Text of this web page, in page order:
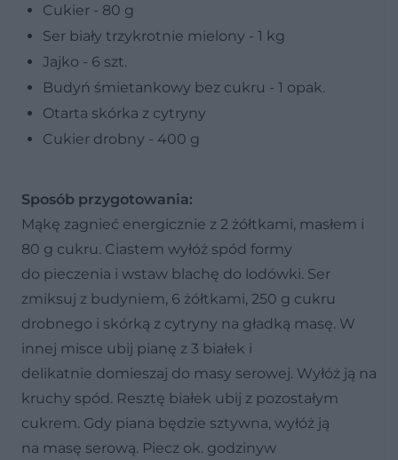
Cukier - 80 g
Ser biały trzykrotnie mielony - 1 kg
Jajko - 6 szt.
Budyń śmietankowy bez cukru - 1 opak.
Otarta skórka z cytryny
Cukier drobny - 400 g
Sposób przygotowania:
Mąkę zagnieć energicznie z 2 żółtkami, masłem i
80 g cukru. Ciastem wyłóż spód formy
do pieczenia i wstaw blachę do lodówki. Ser
zmiksuj z budyniem, 6 żółtkami, 250 g cukru
drobnego i skórką z cytryny na gładką masę. W
innej misce ubij pianę z 3 białek i
delikatnie domieszaj do masy serowej. Wyłóż ją na
kruchy spód. Resztę białek ubij z pozostałym
cukrem. Gdy piana będzie sztywna, wyłóż ją
na masę serową. Piecz ok. godzinyw